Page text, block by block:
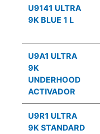
U9141 ULTRA
9K BLUE 1 L
U9A1 ULTRA
9K
UNDERHOOD
ACTIVADOR
U9R1 ULTRA
9K STANDARD